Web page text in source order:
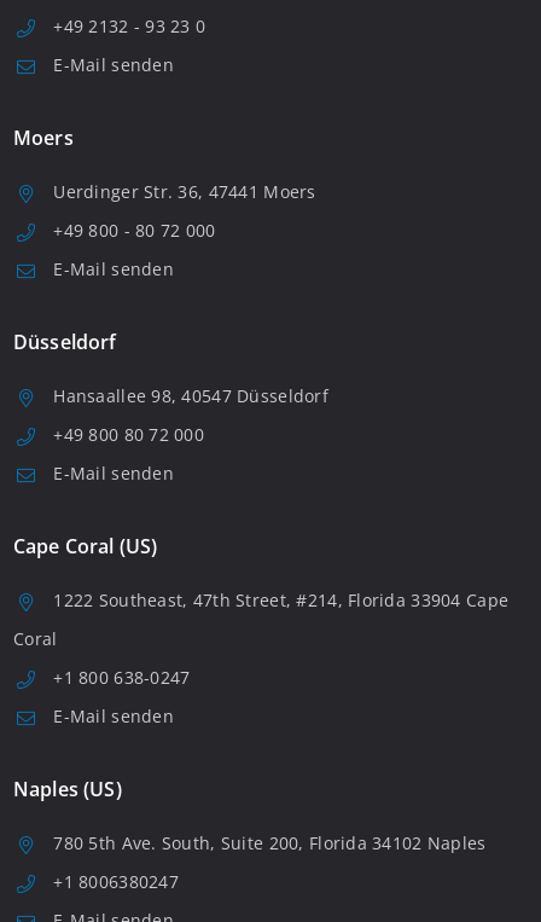
+49 2132 - 93 23 0
E-Mail senden
Moers
Uerdinger Str. 36, 47441 Moers
+49 800 - 80 72 000
E-Mail senden
Düsseldorf
Hansaallee 98, 40547 Düsseldorf
+49 800 80 72 000
E-Mail senden
Cape Coral (US)
1222 Southeast, 47th Street, #214, Florida 33904 Cape
Coral
+1 800 638-0247
E-Mail senden
Naples (US)
780 5th Ave. South, Suite 200, Florida 34102 Naples
+1 8006380247